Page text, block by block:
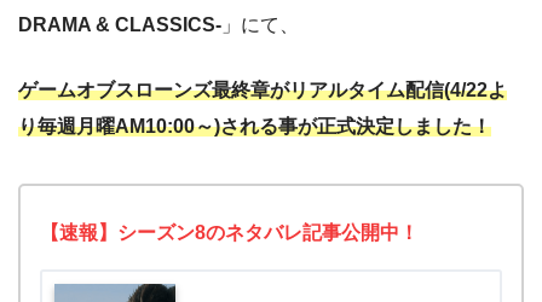
DRAMA & CLASSICS- 」にて、
ゲームオブスローンズ最終章がリアルタイム配信(4/22よ
り毎週月曜AM10:00～)される事が正式決定しました！
【速報】シーズン8のネタバレ記事公開中！